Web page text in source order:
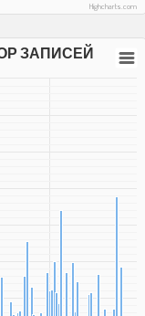
Highcharts.com
ЗАПИСЕЙ